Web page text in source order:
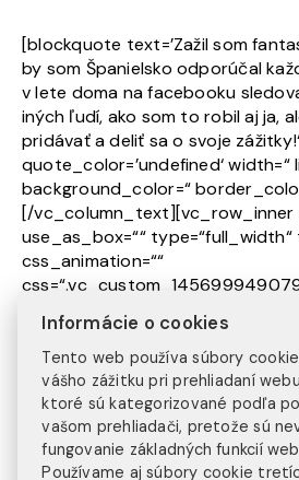
[blockquote text=’Zažil som
by som Španielsko odporúčal
v lete doma na facebooku
iných ľudí, ako som to robil aj ja,
pridávať a deliť sa o svoje
quote_color=’undefined‘ width=“
background_color=“
[/vc_column_text][vc_row_inner
use_as_box=““
css_animation=““
width=“1/1″][q_button
size=“big_large_full_width“
fa_icon=““ fe_icon=“icon_pencil-
text=“NEZÁVÄZNÁ REGISTRÁCIA“
link=“https://injoy.sk/form-view/
[/vc_column_inner][/
Informácie o cookies
Tento web používa súbory
vášho zážitku pri prehliadaní
ktoré sú kategorizované podľa
vašom prehliadači, pretože sú
fungovanie základných funkcií
Používame aj súbory cookie